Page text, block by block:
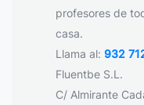
profesores de
casa.
Llama al: 932
Fluentbe S.L.
C/ Almirante